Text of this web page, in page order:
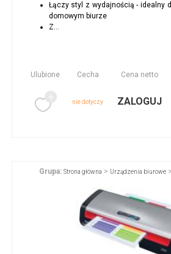
Łączy styl z wydajnością - idealny
domowym biurze
Z...
Ulubione Cecha Cena netto
nie dotyczy ZALOGUJ
Grupa: Strona główna > Urządzenia biurowe >